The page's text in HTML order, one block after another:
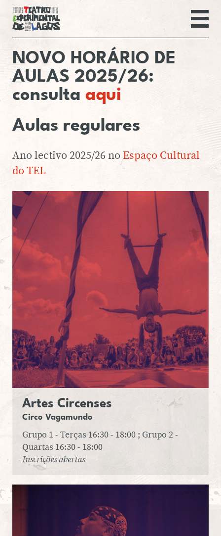
Teatro
AGENDA
AULAS REGULARES
ESPECTÁCULOS
EMRAIZART 3ª EDIÇÃO
EMRAIZART 3ª EDIÇÃO
OUTONO
EMRAIZART 1ª EDIÇÃO
FESTIVAL VENTANIA
SERVIÇO EDUCATIVO
SOBRE O TEL
PT
NOVO HORÁRIO DE
AULAS 2025/26:
consultaaqui
Aulas re­gu­la­res
Ano lectivo 2025/26 no Espaço Cultural
do TEL
Artes Cir­cen­ses
Circo Va­ga­mundo
Grupo 1 - Terças 16:30 - 18:00 ; Grupo 2 -
Quartas 16:30 - 18:00
Inscrições abertas